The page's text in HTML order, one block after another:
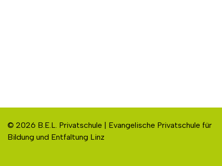
© 2026 B.E.L. Privatschule | Evangelische Privatschule für
Bildung und Entfaltung Linz